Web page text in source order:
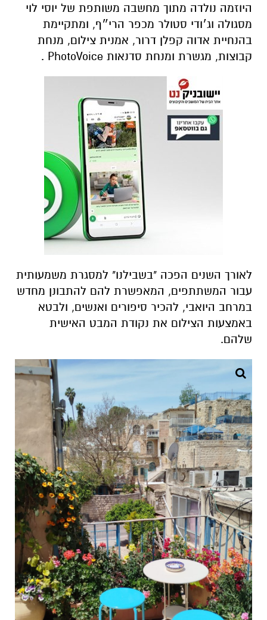
היוזמה נולדה מתוך מחשבה משותפת של יוסי לוי
מסגולה וג׳ודי סטולר מכפר הרי״ף, ומתקיימת
בהנחיית אדוה קפלן דרור, אמנית צילום, מנחת
קבוצות, מגשרת ומנחת סדנאות
.
לאורך השנים הפכה "בשבילנו" למסגרת משמעותית
עבור המשתתפים, המאפשרת להם להתבונן מחדש
במרחב היואבי, להכיר סיפורים ואנשים, ולבטא
באמצעות הצילום את נקודת המבט האישית
שלהם.